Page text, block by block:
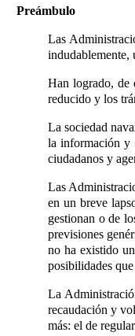
Preámbulo
Las
indudablemente,
Han logrado, de
reducido y los
La sociedad
la información y
ciudadanos y
Las
en un breve
gestionan o de
previsiones
no ha existido
posibilidades
La
recaudación y
más: el de